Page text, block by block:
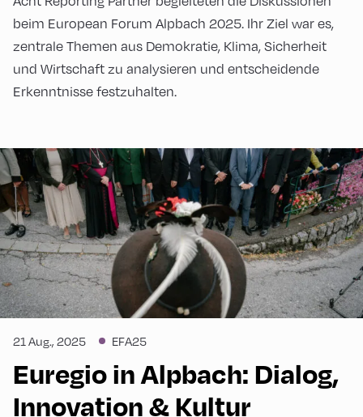
beim European Forum Alpbach 2025. Ihr Ziel war es,
zentrale Themen aus Demokratie, Klima, Sicherheit
und Wirtschaft zu analysieren und entscheidende
Erkenntnisse festzuhalten.
21 Aug., 2025 EFA25
Euregio in Alpbach: Dialog,
Innovation & Kultur